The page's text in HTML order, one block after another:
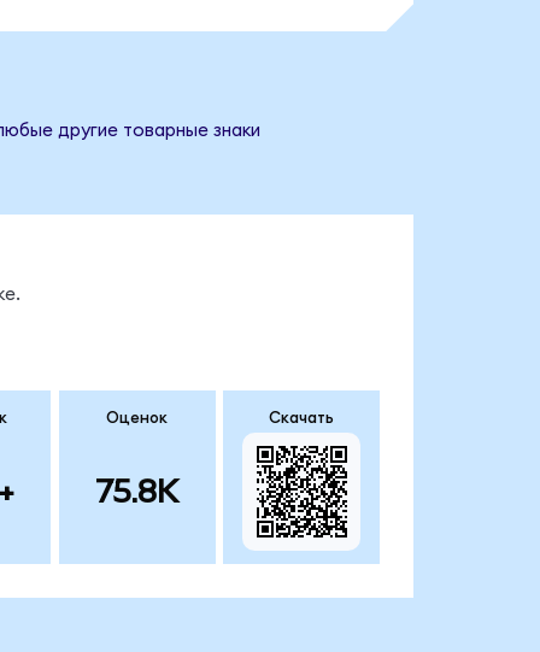
другие товарные знаки
Оценок
75.8K
Скачать